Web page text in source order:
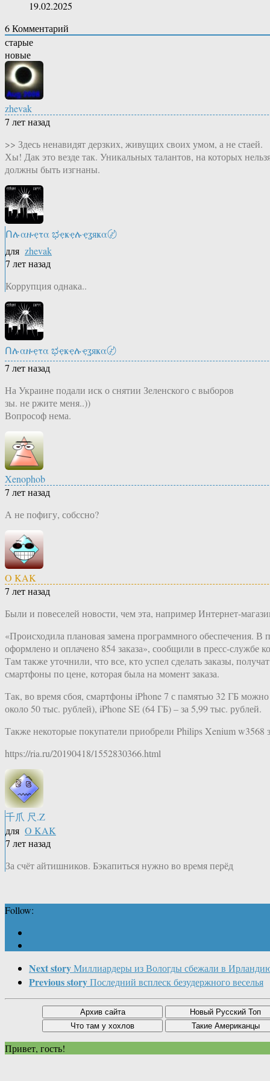
19.02.2025
6Комментарий
старые
новые
zhevak
7 лет назад
>> Здесь ненавидят дерзких, живущих своих умом, а не стаей.
Хы! Дак это везде так. Уникальных талантов, на которых
должны быть изгнаны.
Ոሉαዙҿτα ಭҿҝҿሉҿʓяҝα〄
для zhevak
7 лет назад
Коррупция однака..
Ոሉαዙҿτα ಭҿҝҿሉҿʓяҝα〄
7 лет назад
На Украине подали иск о снятии Зеленского с выборов
зы. не ржите меня..))
Вопрософ нема.
Xenophob
7 лет назад
А не пофигу, собссно?
O KAK
7 лет назад
Были и повеселей новости, чем эта, например Интернет-
«Происходила плановая замена программного обеспечения. В
оформлено и оплачено 854 заказа», сообщили в пресс-службе
Там также уточнили, что все, кто успел сделать заказы,
смартфоны по цене, которая была на момент заказа.
Так, во время сбоя, смартфоны iPhone 7 с памятью 32 ГБ можно
около 50 тыс. рублей), iPhone SE (64 ГБ) – за 5,99 тыс. рублей.
Также некоторые покупатели приобрели Philips Xenium w3568
https://ria.ru/20190418/1552830366.html
千爪 尺.Z
для O KAK
7 лет назад
За счёт айтишников. Бэкапиться нужно во время перёд
Follow:
Next storyМиллиардеры из Вологды сбежали в
Previous storyПоследний всплеск безудержного веселья
Привет, гость!